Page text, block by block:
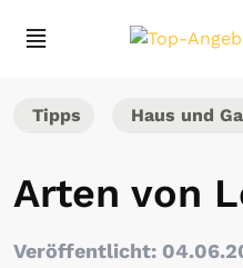
Tipps Haus und
Arten von
Veröffentlicht: